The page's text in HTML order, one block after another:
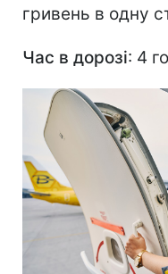
гривень в одну
Час в дорозі: 4